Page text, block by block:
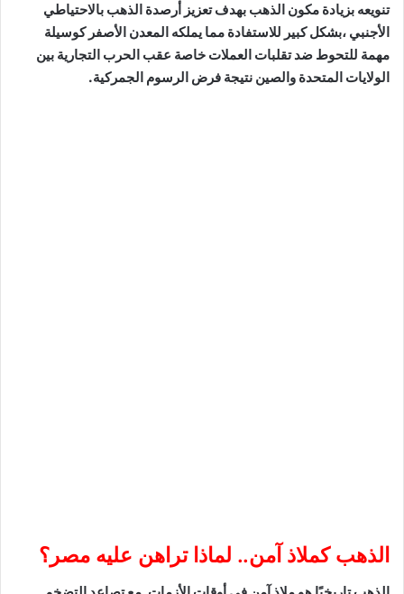
تنويعه بزيادة مكون الذهب بهدف تعزيز أرصدة الذهب بالاحتياطي
الأجنبي ،بشكل كبير للاستفادة مما يملكه المعدن الأصفر كوسيلة
مهمة للتحوط ضد تقلبات العملات خاصة عقب الحرب التجارية بين
الولايات المتحدة والصين نتيجة فرض الرسوم الجمركية.
الذهب كملاذ آمن.. لماذا تراهن عليه مصر؟